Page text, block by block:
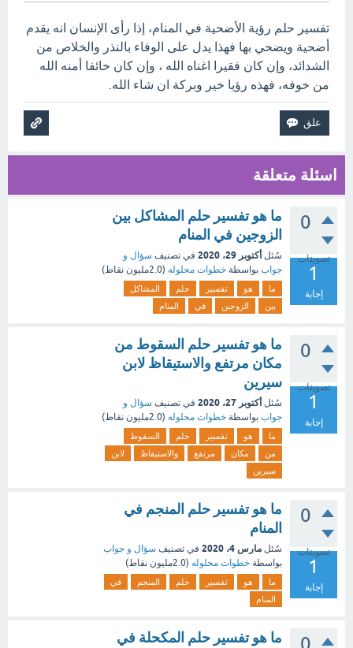
تفسير حلم رؤية الأضحية في المنام، إذا رأى الإنسان انه يقدم
أضحية ويضحي بها فهذا يدل على الوفاء بالنذر والخلاص من
الشدائد، وإن كان فقيرا اغناه الله ، وإن كان خائفا أمنه الله
من خوفه، فهذه رؤيا خير وبركة ان شاء الله.
اسئلة متعلقة
0
تصويتات
1
إجابة
ما هو تفسير حلم المشاكل بين
الزوجين في المنام
سُئل أكتوبر 29، 2020 في تصنيف سؤال و
جواب بواسطة خطوات محلوله (2.0مليون نقاط)
ما هو تفسير حلم
المشاكل
بين
الزوجين في المنام
0
تصويتات
1
إجابة
ما هو تفسير حلم السقوط من
مكان مرتفع والاستيقاظ لابن
سيرين
سُئل أكتوبر 27، 2020 في تصنيف سؤال و
جواب بواسطة خطوات محلوله (2.0مليون نقاط)
ما هو تفسير حلم
السقوط
من
مكان مرتفع والاستيقاظ
لابن
سيرين
0
تصويتات
1
إجابة
ما هو تفسير حلم المنجم في
المنام
سُئل مارس 4، 2020 في تصنيف سؤال و جواب
بواسطة خطوات محلوله (2.0مليون نقاط)
ما هو تفسير حلم المنجم
في
المنام
0 ما هو تفسير حلم المكحلة في